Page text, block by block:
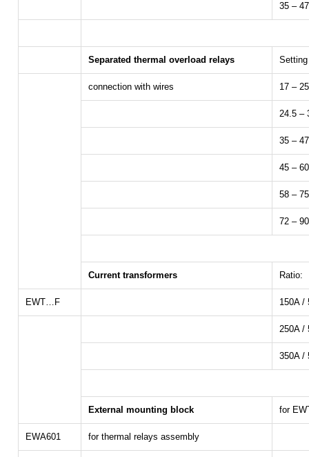
35 –
Separated thermal overload relays
connection with wires 17 –
24.5 –
35 –
45 –
58 –
72 –
Current transformers Ratio:
EWT…F 150A /
250A /
350A /
External mounting block for
EWA601 for thermal relays assembly